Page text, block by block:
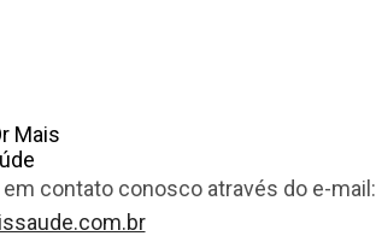
contato conosco através do e-mail: